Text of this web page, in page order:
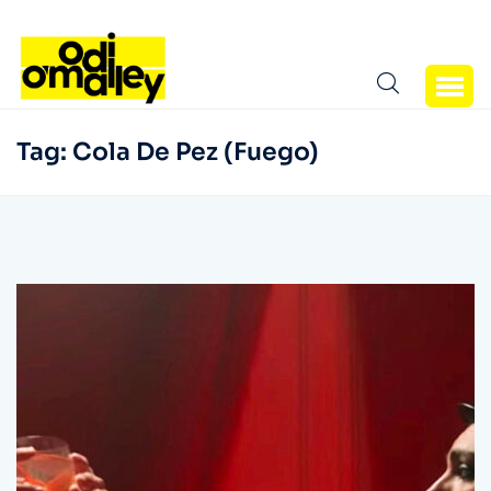
Tag: Cola De Pez (Fuego)